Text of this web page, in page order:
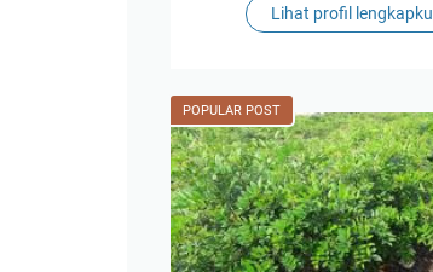
Lihat profil lengkapku
POPULAR POST